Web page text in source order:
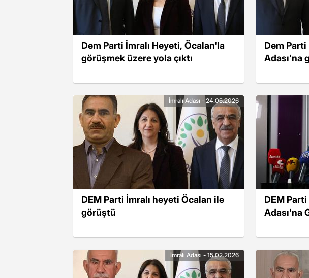
Dem Parti İmralı Heyeti, Öcalan'la
görüşmek üzere yola çıktı
Dem Parti
Adası'na
DEM Parti İmralı heyeti Öcalan ile
görüştü
İmralı Adası - 24.05.2026
DEM Parti
Adası'na
İmralı Adası - 15.02.2026